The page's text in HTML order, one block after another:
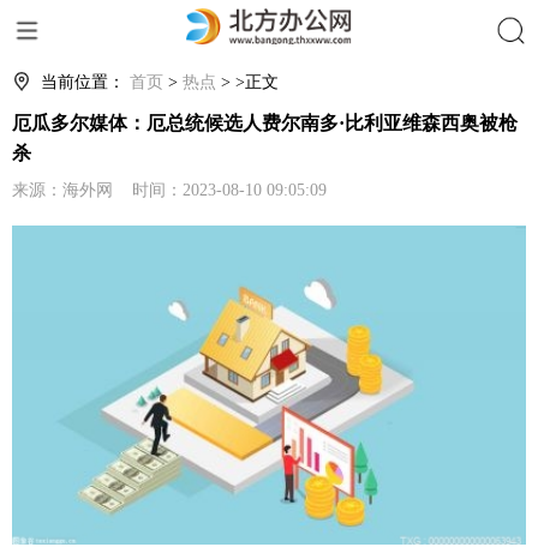
当前位置： 首页 > 热点 > >正文
厄瓜多尔媒体：厄总统候选人费尔南多·比利亚维森西奥被枪
杀
来源：海外网 时间：2023-08-10 09:05:09